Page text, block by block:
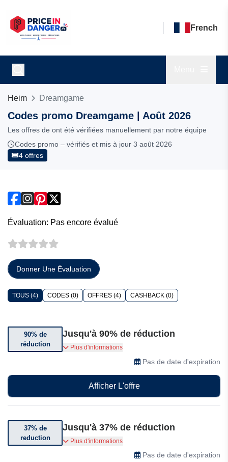
French
Heim Dreamgame
Codes promo Dreamgame | Août 2026
Les offres de ont été vérifiées manuellement par notre équipe
Codes promo – vérifiés et mis à jour 3 août 2026
4 offres
Évaluation: Pas encore évalué
Donner Une Évaluation
TOUS (4) CODES (0) OFFRES (4) CASHBACK (0)
90% de
réduction
Jusqu'à 90% de réduction
Jusqu'à 90% de réduction sur une sélection de
Plus d'informations
Pas de date d'expiration
Afficher L'offre
37% de
reduction
Jusqu'à 37% de réduction
Jusqu'à 37% de réduction sur les nouveautés
Plus d'informations
Pas de date d'expiration